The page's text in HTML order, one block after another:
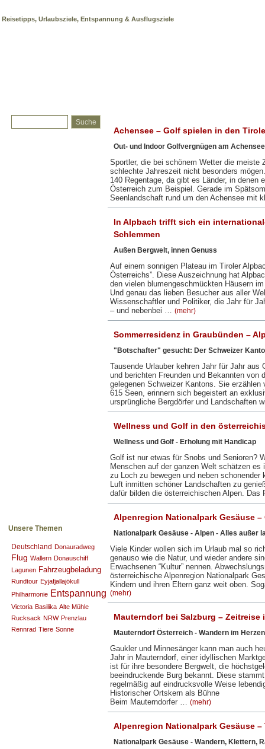
Reisetipps, Urlaubsziele, Entspannung & Ausflugsziele
Unsere Themen
Deutschland Donauradweg
Flug Wallern Donauschiff
Lagunen Fahrzeugbeladung
Rundtour Eyjafjallajökull
Philharmonie Entspannung
Victoria Basilika Alte Mühle
Rucksack NRW Prenzlau
Rennrad Tiere Sonne
Achensee – Golf spielen in den
Out- und Indoor Golfvergnügen am Achensee
Sportler, die bei schönem Wetter die meiste
schlechte Jahreszeit nicht besonders
140 Regentage, da gibt es Länder, in denen
Österreich zum Beispiel. Gerade im
Seenlandschaft rund um den Achensee mit
In Alpbach trifft sich ein
Schlemmen
Außen Bergwelt, innen Genuss
Auf einem sonnigen Plateau im Tiroler
Österreichs”. Diese Auszeichnung hat
den vielen blumengeschmückten Häusern
Und genau das lieben Besucher aus aller
Wissenschaftler und Politiker, die Jahr für
– und nebenbei … (mehr)
Sommerresidenz in Graubünden –
"Botschafter" gesucht: Der Schweizer
Tausende Urlauber kehren Jahr für Jahr aus
und berichten Freunden und Bekannten von
gelegenen Schweizer Kantons. Sie
615 Seen, erinnern sich begeistert an
ursprüngliche Bergdörfer und Landschaften
Wellness und Golf in den
Wellness und Golf - Erholung mit Handicap
Golf ist nur etwas für Snobs und Senioren?
Menschen auf der ganzen Welt schätzen
zu Loch zu bewegen und neben
Luft inmitten schöner Landschaften zu
dafür bilden die österreichischen Alpen.
Alpenregion Nationalpark Gesäuse
Nationalpark Gesäuse - Alpen - Alles außer
Viele Kinder wollen sich im Urlaub mal so
genauso wie die Natur, und wieder andere
Erwachsenen “Kultur” nennen.
österreichische Alpenregion Nationalpark
Kindern und ihren Eltern ganz weit oben.
(mehr)
Mauterndorf bei Salzburg – Zeitreise
Mauterndorf Österreich - Wandern im
Gaukler und Minnesänger kann man auch
Jahr in Mauterndorf, einer idyllischen
ist für ihre besondere Bergwelt, die
beeindruckende Burg bekannt. Diese
regelmäßig auf eindrucksvolle Weise
Historischer Ortskern als Bühne
Beim Mauterndorfer … (mehr)
Alpenregion Nationalpark Gesäuse
Nationalpark Gesäuse - Wandern, Klettern,